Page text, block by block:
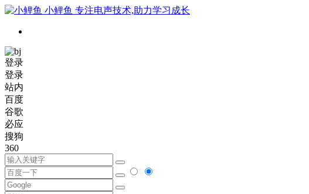
小鲤鱼 专注电声技术,助力学习成长
登录
登录
站内
百度
谷歌
必应
搜狗
360